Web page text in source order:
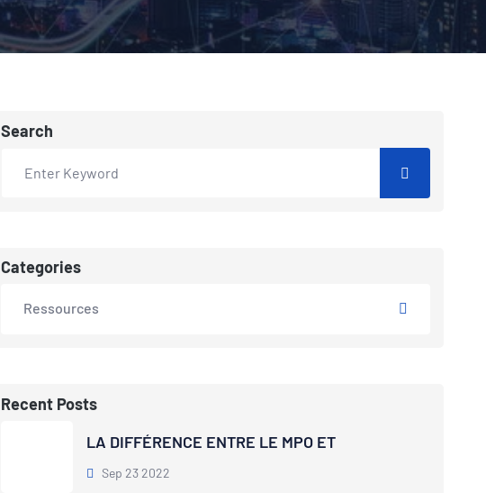
Search
Categories
Ressources
Recent Posts
LA DIFFÉRENCE ENTRE LE MPO ET
Sep 23 2022